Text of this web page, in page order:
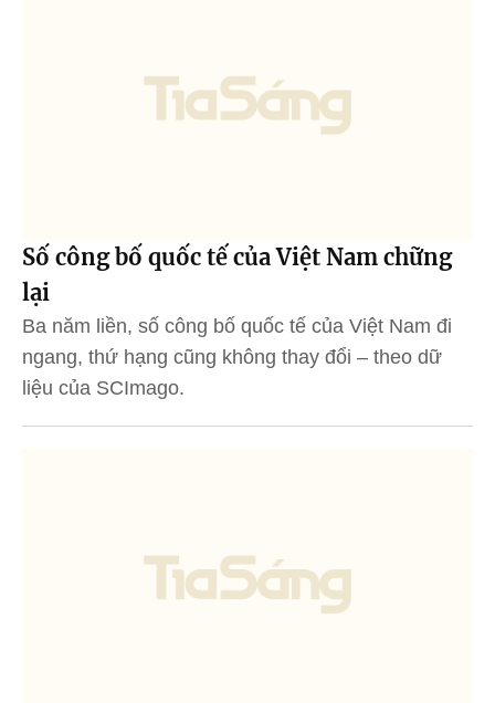
Số công bố quốc tế của Việt Nam chững
lại
Ba năm liền, số công bố quốc tế của Việt Nam đi
ngang, thứ hạng cũng không thay đổi – theo dữ
liệu của SCImago.